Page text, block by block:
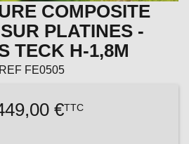
COMPOSITE
PLATINES -
TECK H-1,8M
REF FE0505
€TTC